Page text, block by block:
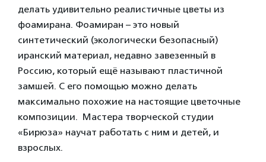
делать удивительно реалистичные цветы из
фоамирана. Фоамиран – это новый
синтетический (экологически безопасный)
иранский материал, недавно завезенный в
Россию, который ещё называют пластичной
замшей. С его помощью можно делать
максимально похожие на настоящие цветочные
композиции. Мастера творческой студии
«Бирюза» научат работать с ним и детей, и
взрослых.